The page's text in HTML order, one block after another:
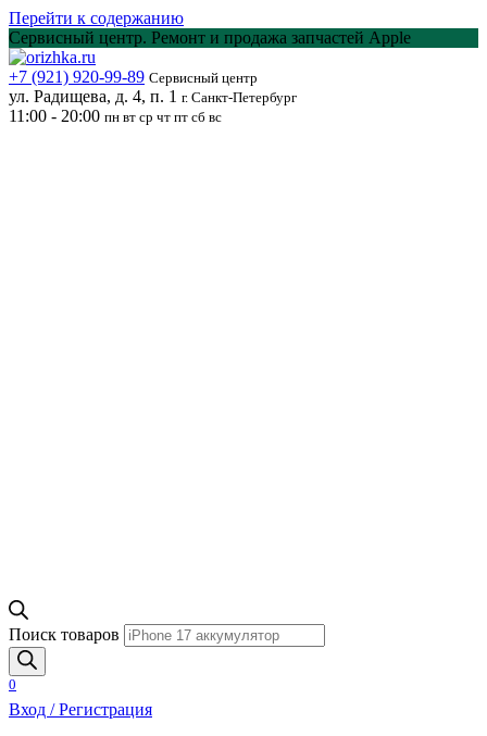
Перейти к содержанию
Сервисный центр. Ремонт и продажа запчастей Apple
+7 (921) 920-99-89 Сервисный центр
ул. Радищева, д. 4, п. 1 г. Санкт-Петербург
11:00 - 20:00 пн вт ср чт пт сб вс
Поиск товаров
0
Вход / Регистрация